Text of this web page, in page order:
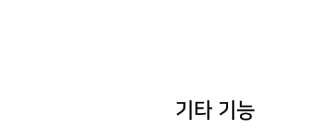
기타 기능